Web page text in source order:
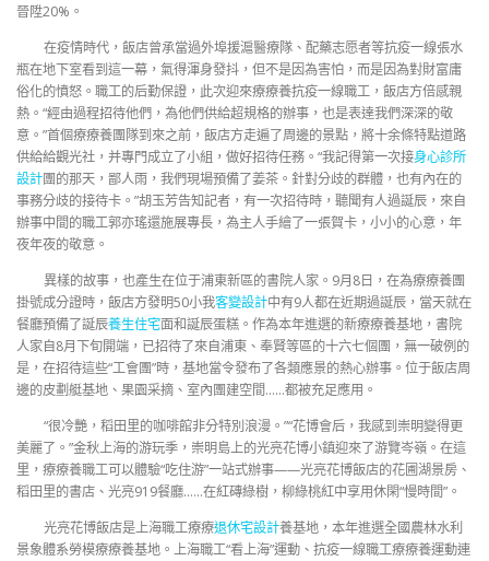
晉陞20%。
在疫情時代，飯店曾承當過外埠援滬醫療隊、配藥志愿者等抗疫一線張水
瓶在地下室看到這一幕，氣得渾身發抖，但不是因為害怕，而是因為對財富庸
俗化的憤怒。職工的后勤保證，此次迎來療療養抗疫一線職工，飯店方倍感親
熱。“經由過程招待他們，為他們供給超規格的辦事，也是表達我們深深的敬
意。”首個療療養團隊到來之前，飯店方走遍了周邊的景點，將十余條特點道路
供給給觀光社，并專門成立了小組，做好招待任務。“我記得第一次接身心診所
設計團的那天，鄙人雨，我們現場預備了姜茶。針對分歧的群體，也有內在的
事務分歧的接待卡。”胡玉芳告知記者，有一次招待時，聽聞有人過誕辰，來自
辦事中間的職工郭亦瑤還施展專長，為主人手繪了一張賀卡，小小的心意，年
夜年夜的敬意。
異樣的故事，也產生在位于浦東新區的書院人家。9月8日，在為療療養團
掛號成分證時，飯店方發明50小我客變設計中有9人都在近期過誕辰，當天就在
餐廳預備了誕辰養生住宅面和誕辰蛋糕。作為本年進選的新療療養基地，書院
人家自8月下旬開端，已招待了來自浦東、奉賢等區的十六七個團，無一破例的
是，在招待這些“工會團”時，基地當令發布了各類應景的熱心辦事。位于飯店周
邊的皮劃艇基地、果園采摘、室內團建空間……都被充足應用。
“很冷艷，稻田里的咖啡館非分特別浪漫。”“花博會后，我感到崇明變得更
美麗了。”金秋上海的游玩季，崇明島上的光亮花博小鎮迎來了游覽岑嶺。在這
里，療療養職工可以體驗“吃住游”一站式辦事——光亮花博飯店的花圃湖景房、
稻田里的書店、光亮919餐廳……在紅磚綠樹，柳綠桃紅中享用休閑“慢時間”。
光亮花博飯店是上海職工療療退休宅設計養基地，本年進選全國農林水利
景象體系勞模療療養基地。上海職工“看上海”運動、抗疫一線職工療療養運動連